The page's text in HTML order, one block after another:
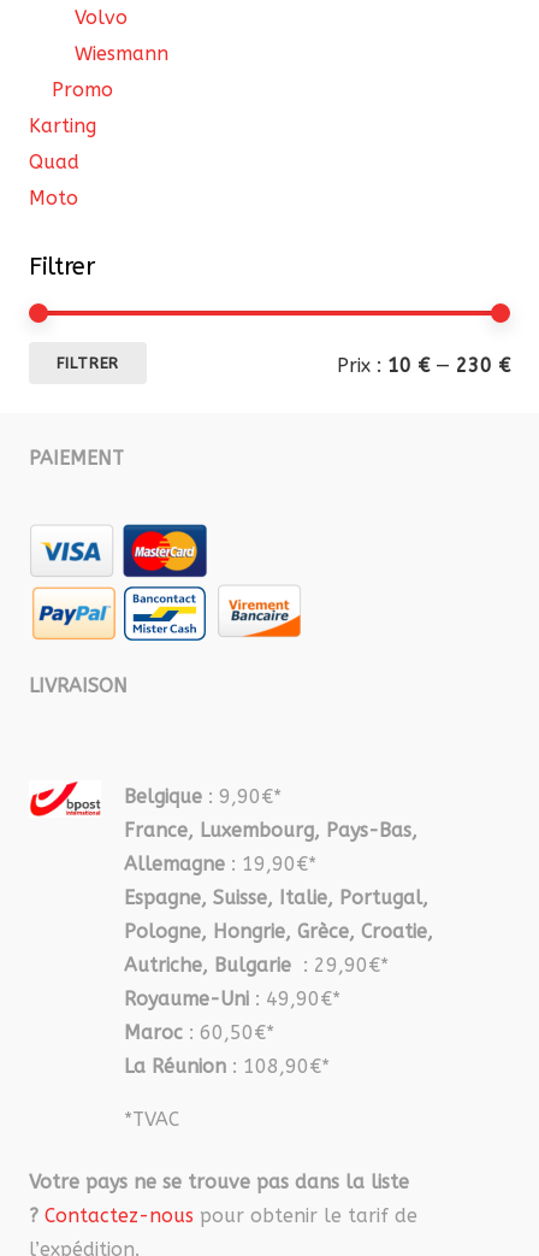
Volvo
Wiesmann
Promo
Karting
Quad
Moto
Filtrer
FILTRER Prix : 10 €— 230 €
PAIEMENT
LIVRAISON
Belgique : 9,90€*
France, Luxembourg, Pays-Bas,
Allemagne : 19,90€*
Espagne, Suisse, Italie, Portugal,
Pologne, Hongrie, Grèce, Croatie,
Autriche, Bulgarie : 29,90€*
Royaume-Uni : 49,90€*
Maroc : 60,50€*
La Réunion : 108,90€*
*TVAC
Votre pays ne se trouve pas dans la liste
? Contactez-nous pour obtenir le tarif de
l’expédition.